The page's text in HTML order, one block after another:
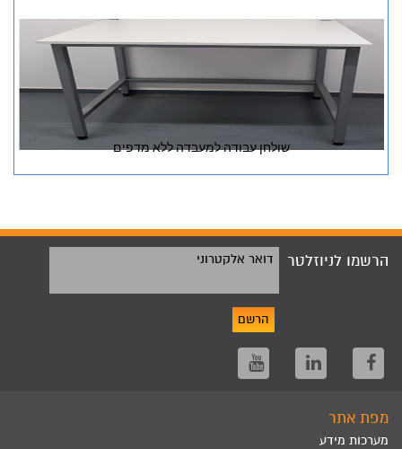
שולחן עבודה למעבדה ללא מדפים
הרשמו לניוזלטר דואר אלקטרוני
הרשם
מפת אתר
מערכות מידע